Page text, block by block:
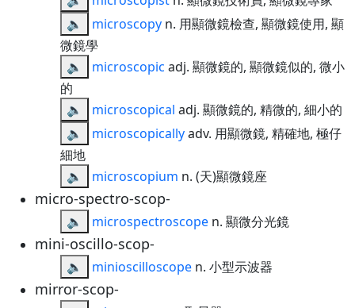
🔈
microscopy n. 用顯微鏡檢查, 顯微鏡使用, 顯
微鏡學
🔈
microscopic adj. 顯微鏡的, 顯微鏡似的, 微小
的
🔈
microscopical adj. 顯微鏡的, 精微的, 細小的
🔈
microscopicallyadv. 用顯微鏡, 精確地, 極仔
細地
🔈
microscopium n. (天)顯微鏡座
micro-spectro-scop-
🔈 microspectroscope n. 顯微分光鏡
mini-oscillo-scop-
🔈 minioscilloscope n. 小型示波器
mirror-scop-